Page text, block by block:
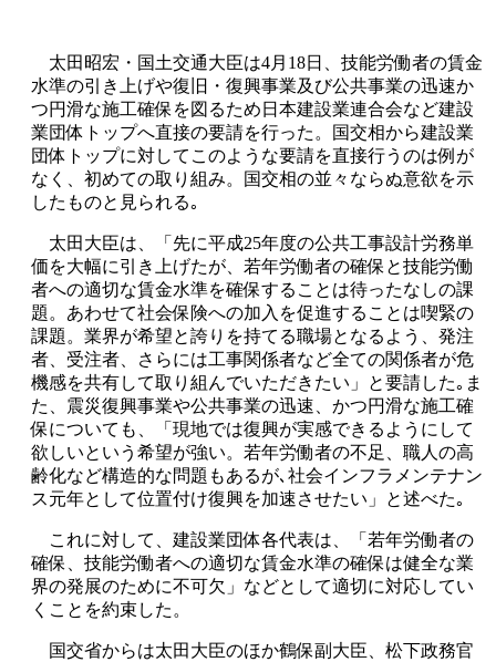
太田昭宏・国土交通大臣は4月18日、技能労働者の賃金
水準の引き上げや復旧・復興事業及び公共事業の迅速か
つ円滑な施工確保を図るため日本建設業連合会など建設
業団体トップへ直接の要請を行った。国交相から建設業
団体トップに対してこのような要請を直接行うのは例が
なく、初めての取り組み。国交相の並々ならぬ意欲を示
したものと見られる｡
太田大臣は、「先に平成25年度の公共工事設計労務単
価を大幅に引き上げたが、若年労働者の確保と技能労働
者への適切な賃金水準を確保することは待ったなしの課
題。あわせて社会保険への加入を促進することは喫緊の
課題。業界が希望と誇りを持てる職場となるよう、発注
者、受注者、さらには工事関係者など全ての関係者が危
機感を共有して取り組んでいただきたい」と要請した｡ま
た、震災復興事業や公共事業の迅速、かつ円滑な施工確
保についても、「現地では復興が実感できるようにして
欲しいという希望が強い。若年労働者の不足、職人の高
齢化など構造的な問題もあるが､社会インフラメンテナン
ス元年として位置付け復興を加速させたい」と述べた｡
これに対して、建設業団体各代表は、「若年労働者の
確保、技能労働者への適切な賃金水準の確保は健全な業
界の発展のために不可欠」などとして適切に対応してい
くことを約束した。
国交省からは太田大臣のほか鶴保副大臣、松下政務官